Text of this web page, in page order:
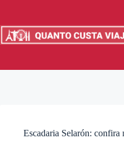
o
conteúdo
Escadaria Selarón: confira